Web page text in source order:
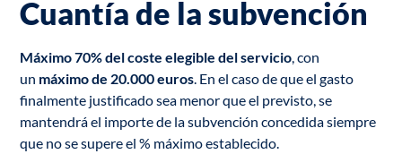
Cuantía de la subvención
Máximo 70% del coste elegible del servicio, con
un máximo de 20.000 euros. En el caso de que el gasto
finalmente justificado sea menor que el previsto, se
mantendrá el importe de la subvención concedida siempre
que no se supere el % máximo establecido.